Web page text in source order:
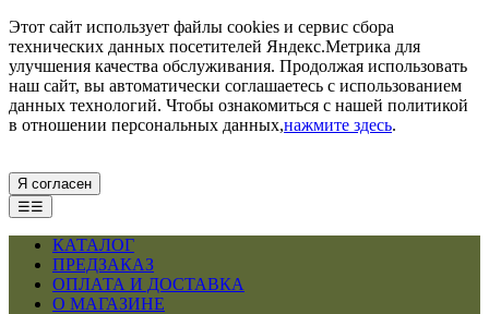
Этот сайт использует файлы cookies и сервис сбора
технических данных посетителей Яндекс.Метрика для
улучшения качества обслуживания. Продолжая использовать
наш сайт, вы автоматически соглашаетесь с использованием
данных технологий. Чтобы ознакомиться с нашей политикой
в отношении персональных данных,нажмите здесь.
Я согласен
☰☰
КАТАЛОГ
ПРЕДЗАКАЗ
ОПЛАТА И ДОСТАВКА
О МАГАЗИНЕ